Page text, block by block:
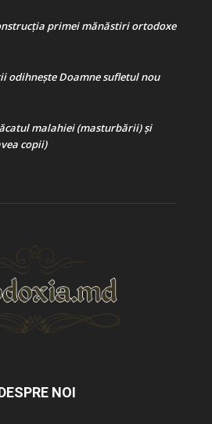
primei mănăstiri ortodoxe
odihnește Doamne sufletul nou
malahiei (masturbării) şi
copii)
NOI